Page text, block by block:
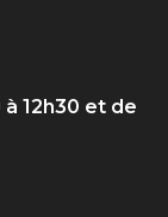
12h30 et de